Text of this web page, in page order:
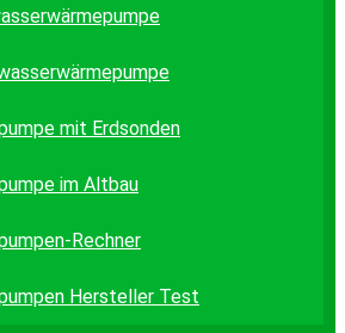
mit Erdsonden
im Altbau
Rechner
Hersteller Test